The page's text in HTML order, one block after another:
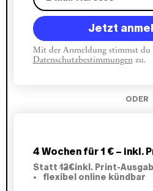
Jetzt
Mit der Anmeldung stimmst du
Datenschutzbestimmungenzu.
ODER
4 Wochen für 1 € – inkl.
Statt12€inkl. Print-
flexibel online kündbar